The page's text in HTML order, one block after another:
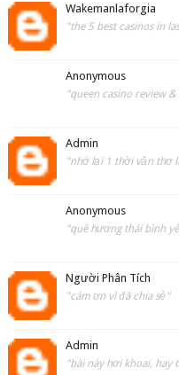
Wakemanlaforgia
"the 5 best casinos in
Anonymous
"queen casino review
Admin
"nhớ lại 1 thời văn thơ
Anonymous
"quê hương thái bình
Người Phân Tích
"cám ơn vì đã chia sẻ"
Admin
"bài này hơi khoai, hay